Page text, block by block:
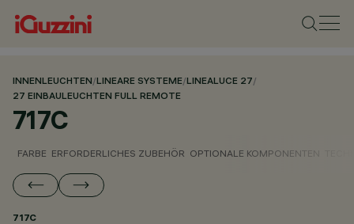
INNENLEUCHTEN/LINEARE SYSTEME/LINEALUCE 27/
27 EINBAULEUCHTEN FULL REMOTE
717C
FARBE ERFORDERLICHES ZUBEHÖR OPTIONALE KOMPONENTEN
717C